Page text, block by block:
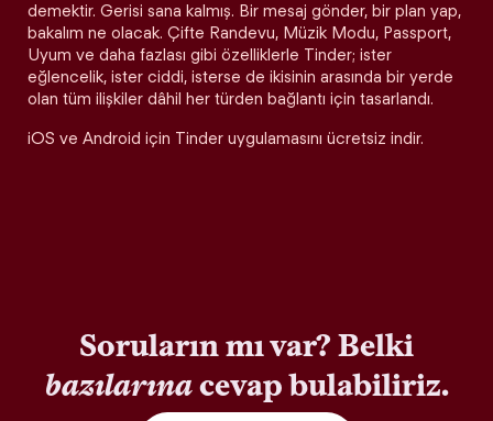
demektir. Gerisi sana kalmış. Bir mesaj gönder, bir plan yap,
bakalım ne olacak. Çifte Randevu, Müzik Modu, Passport,
Uyum ve daha fazlası gibi özelliklerle Tinder; ister
eğlencelik, ister ciddi, isterse de ikisinin arasında bir yerde
olan tüm ilişkiler dâhil her türden bağlantı için tasarlandı.
iOS ve Android için Tinder uygulamasını ücretsiz indir.
Soruların mı var? Belki
bazılarınacevap bulabiliriz.